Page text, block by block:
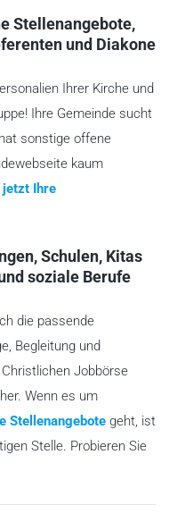
Stellenangebote,
und Diakone
Ihrer Kirche und
Ihre Gemeinde sucht
sonstige offene
kaum
jetzt Ihre
Schulen, Kitas
soziale Berufe
die passende
Begleitung und
Jobbörse
Wenn es um
Stellenangebote geht, ist
Stelle. Probieren Sie